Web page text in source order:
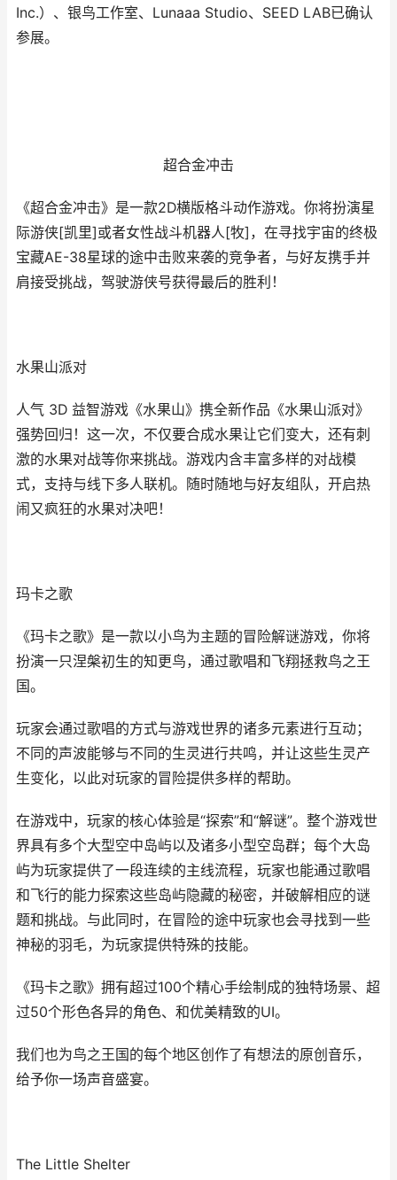
Inc.）、银鸟工作室、Lunaaa Studio、SEED LAB已确认
参展。
超合金冲击
《超合金冲击》是一款2D横版格斗动作游戏。你将扮演星
际游侠[凯里]或者女性战斗机器人[牧]，在寻找宇宙的终极
宝藏AE-38星球的途中击败来袭的竞争者，与好友携手并
肩接受挑战，驾驶游侠号获得最后的胜利！
水果山派对
人气 3D 益智游戏《水果山》携全新作品《水果山派对》
强势回归！这一次，不仅要合成水果让它们变大，还有刺
激的水果对战等你来挑战。游戏内含丰富多样的对战模
式，支持与线下多人联机。随时随地与好友组队，开启热
闹又疯狂的水果对决吧！
玛卡之歌
《玛卡之歌》是一款以小鸟为主题的冒险解谜游戏，你将
扮演一只涅槃初生的知更鸟，通过歌唱和飞翔拯救鸟之王
国。
玩家会通过歌唱的方式与游戏世界的诸多元素进行互动；
不同的声波能够与不同的生灵进行共鸣，并让这些生灵产
生变化，以此对玩家的冒险提供多样的帮助。
在游戏中，玩家的核心体验是“探索”和“解谜”。整个游戏世
界具有多个大型空中岛屿以及诸多小型空岛群；每个大岛
屿为玩家提供了一段连续的主线流程，玩家也能通过歌唱
和飞行的能力探索这些岛屿隐藏的秘密，并破解相应的谜
题和挑战。与此同时，在冒险的途中玩家也会寻找到一些
神秘的羽毛，为玩家提供特殊的技能。
《玛卡之歌》拥有超过100个精心手绘制成的独特场景、超
过50个形色各异的角色、和优美精致的UI。
我们也为鸟之王国的每个地区创作了有想法的原创音乐，
给予你一场声音盛宴。
The Little Shelter